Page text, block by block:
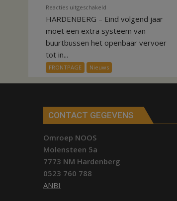
Reacties uitgeschakeld
Nieuw
ov-
systeem
alle
kernen
Hardenberg
HARDENBERG – Eind volgend jaar
moet een extra systeem van
buurtbussen het openbaar vervoer
tot in...
FRONTPAGE Nieuws
CONTACT GEGEVENS
Omroep NOOS
Molensteen 5a
7773 NM Hardenberg
0523 760 788
ANBI